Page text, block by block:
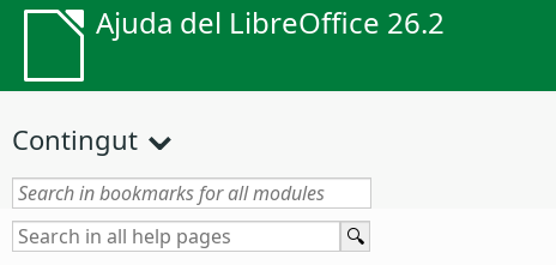
Ajuda del LibreOffice 26.2
Contingut